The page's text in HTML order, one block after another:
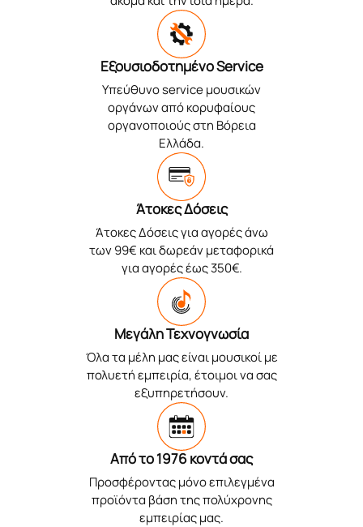
Εξουσιοδοτημένο Service
Υπεύθυνο service μουσικών
οργάνων από κορυφαίους
οργανοποιούς στη Βόρεια
Ελλάδα.
Άτοκες Δόσεις
Άτοκες Δόσεις για αγορές άνω
των 99€ και δωρεάν μεταφορικά
για αγορές έως 350€.
Μεγάλη Τεχνογνωσία
Όλα τα μέλη μας είναι μουσικοί με
πολυετή εμπειρία, έτοιμοι να σας
εξυπηρετήσουν.
Από το 1976 κοντά σας
Προσφέροντας μόνο επιλεγμένα
προϊόντα βάση της πολύχρονης
εμπειρίας μας.